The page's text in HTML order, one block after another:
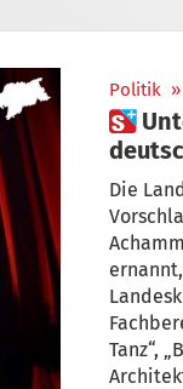
Politik »
 Unterkommissionen des
Die
Tanz“,